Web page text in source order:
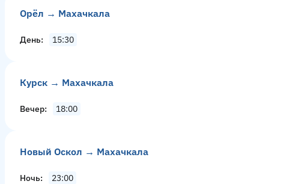
Орёл → Махачкала
День 15:30
Курск → Махачкала
Вечер 18:00
Новый Оскол → Махачкала
Ночь 23:00